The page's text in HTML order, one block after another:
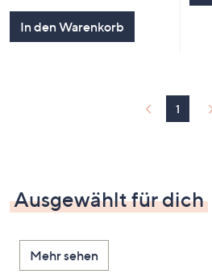
In den Warenkorb
1
Ausgewählt für dich
Mehr sehen